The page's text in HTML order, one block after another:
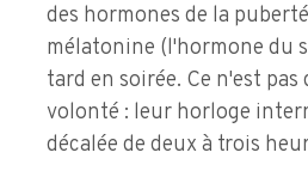
des hormones de la
mélatonine (l'hormone du
tard en soirée. Ce n'est pas
volonté : leur horloge
décalée de deux à trois